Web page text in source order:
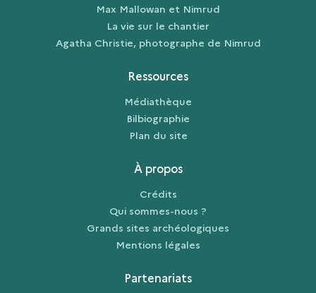
Max Mallowan et Nimrud
La vie sur le chantier
Agatha Christie, photographe de Nimrud
Ressources
Médiathèque
Bilbiographie
Plan du site
À propos
Crédits
Qui sommes-nous ?
Grands sites archéologiques
Mentions légales
Partenariats